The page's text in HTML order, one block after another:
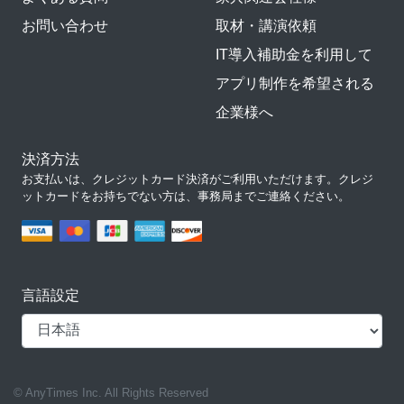
お問い合わせ
取材・講演依頼
IT導入補助金を利用して
アプリ制作を希望される
企業様へ
決済方法
お支払いは、クレジットカード決済がご利用いただけます。クレジ
ットカードをお持ちでない方は、事務局までご連絡ください。
言語設定
© AnyTimes Inc. All Rights Reserved